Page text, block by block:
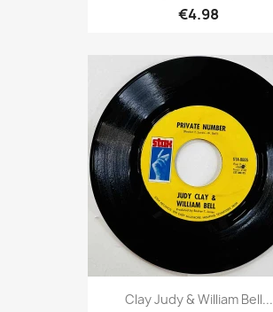
€4.98
Clay Judy & William Bell...